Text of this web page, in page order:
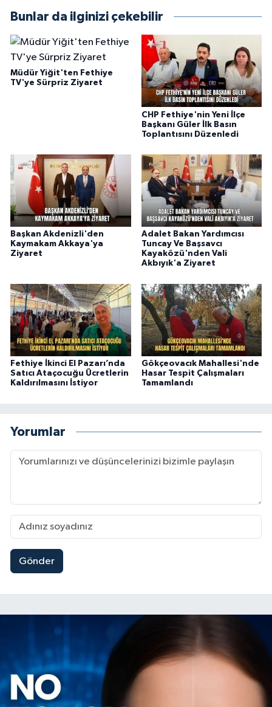
Bunlar da ilginizi çekebilir
Müdür Yiğit'ten Fethiye
TV'ye Sürpriz Ziyaret
CHP Fethiye'nin Yeni İlçe
Başkanı Güler İlk Basın
Toplantısını Düzenledi
Başkan Akdenizli'den
Kaymakam Akkaya'ya
Ziyaret
Adalet Bakan Yardımcısı
Tuncay Ve Başsavcı
Kayaközü'nden Vali
Akbıyık'a Ziyaret
Fethiye İkinci El Pazarı’nda
Satıcı Ataçocuğu Ücretlerin
Kaldırılmasını İstiyor
Gökçeovacık Mahallesi'nde
Hasar Tespit Çalışmaları
Tamamlandı
Yorumlar
Gönder